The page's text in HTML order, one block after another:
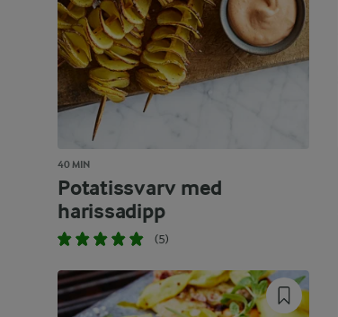
40 MIN
Potatissvarv med
harissadipp
(5)